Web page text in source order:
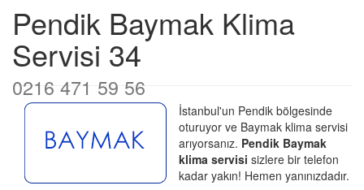
Pendik Baymak Klima
Servisi 34
0216 471 59 56
İstanbul'un Pendik bölgesinde
oturuyor ve Baymak klima servisi
arıyorsanız. Pendik Baymak
klima servisi sizlere bir telefon
kadar yakın! Hemen yanınızdadır.